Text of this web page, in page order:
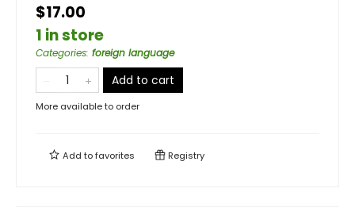
$17.00
1 in store
Categories: foreign language
Add to cart
More available to order
Add tofavorites Registry